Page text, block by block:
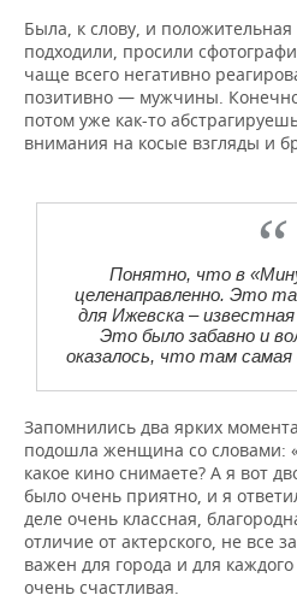
Была, к слову, и
подходили, просили
чаще всего негативно
позитивно — мужчины.
потом уже как-то
внимания на косые взгляды и
Понятно, что в
целенаправленно. Это
для Ижевска –
Это было забавно и
оказалось, что там самая
Запомнились два ярких
подошла женщина со словами:
какое кино снимаете? А я вот
было очень приятно, и я
деле очень классная,
отличие от актерского, не все
важен для города и для
очень счастливая.